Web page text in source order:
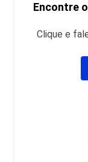
Encontre
Clique e